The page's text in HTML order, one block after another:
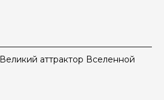
Великий аттрактор Вселенной